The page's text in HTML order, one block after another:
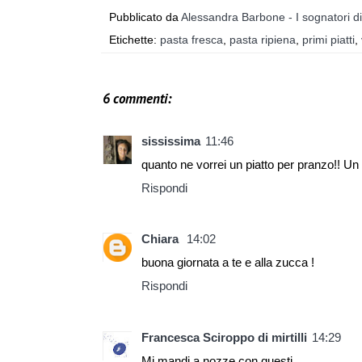
Pubblicato da Alessandra Barbone - I sognatori
Etichette: pasta fresca pasta ripiena primi piatti
6 commenti:
sississima 11:46
quanto ne vorrei un piatto per pranzo!!
Rispondi
Chiara 14:02
buona giornata a te e alla zucca !
Rispondi
Francesca Sciroppo di mirtilli 14:29